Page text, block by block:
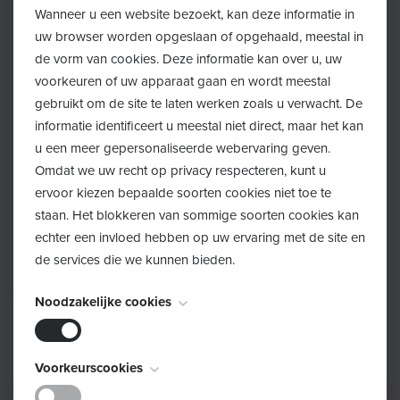
Drie handdoeken
Luier(s)
Een neutrale babyolie, bv. amandelolie
Inschrijven
Schrijf je hier in!
Wanneer u een website bezoekt, kan deze informatie in
uw browser worden opgeslaan of opgehaald, meestal in
de vorm van cookies. Deze informatie kan over u, uw
voorkeuren of uw apparaat gaan en wordt meestal
gebruikt om de site te laten werken zoals u verwacht. De
informatie identificeert u meestal niet direct, maar het kan
u een meer gepersonaliseerde webervaring geven.
Omdat we uw recht op privacy respecteren, kunt u
ervoor kiezen bepaalde soorten cookies niet toe te
staan. Het blokkeren van sommige soorten cookies kan
echter een invloed hebben op uw ervaring met de site en
de services die we kunnen bieden.
Noodzakelijke cookies
Deze cookies zijn noodzakelijk voor het functioneren van
de website en kunnen niet worden uitgeschakeld. Ze
Voorkeurscookies